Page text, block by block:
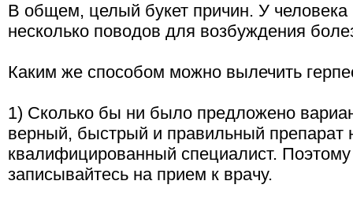
В общем, целый букет причин. У
несколько поводов для возбуждения
Каким же способом можно вылечить
1) Сколько бы ни было предложено
верный, быстрый и правильный препарат
квалифицированный специалист.
записывайтесь на прием к врачу.